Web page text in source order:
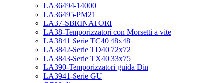
LA36494-14000
LA36495-PM21
LA37-SBRINATORI
LA38-Temporizzatori con Morsetti a vite
LA3841-Serie TC40 48x48
LA3842-Serie TD40 72x72
LA3843-Serie TX40 33x75
LA390-Temporizzatori guida Din
LA3941-Serie GU